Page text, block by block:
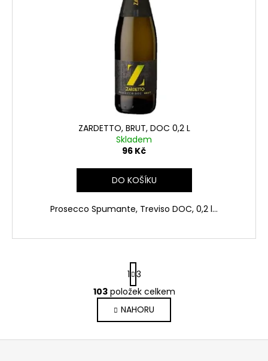
ZARDETTO, BRUT, DOC 0,2 L
Skladem
96 Kč
DO KOŠÍKU
Prosecco Spumante, Treviso DOC, 0,2 l...
O
v
l
á
S
t
r
á
n
k
o
1 3
103položek celkem
NAHORU